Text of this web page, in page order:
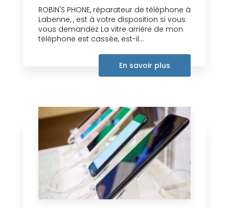
ROBIN'S PHONE, réparateur de téléphone à
Labenne, , est à votre disposition si vous
vous demandez La vitre arrière de mon
téléphone est cassée, est-il...
En savoir plus